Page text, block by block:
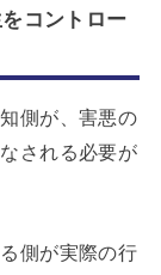
コントロー
側が、害悪の
される必要が
側が実際の行